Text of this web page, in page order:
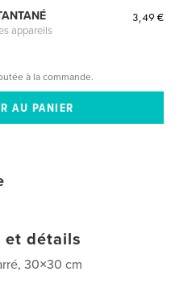
appareils
3,49 €
à la commande.
et détails
30×30 cm